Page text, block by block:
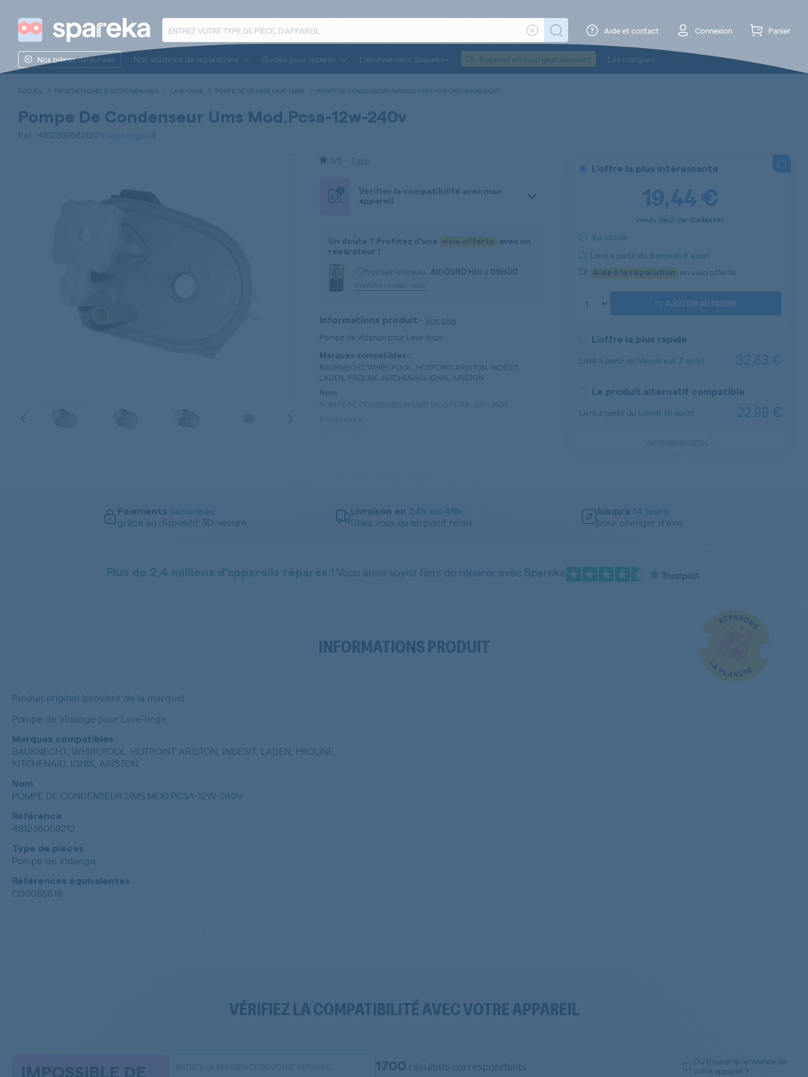
Aide et contact Connexion Panier
Nos pièces détachées Nos solutions de réparations Guides pour réparer L’abonnement Spareka+ Réparez en visio gratuitement Les marques
ACCUEIL PIÈCE DÉTACHÉE ÉLECTROMÉNAGER LAVE-LINGE POMPE DE VIDANGE LAVE-LINGE POMPE DE CONDENSEUR UMS MOD.PCSA-12W-240V BAUKNECHT
Pompe De Condenseur Ums Mod.pcsa-12w-240v
Ref. : 481236058212 (Produit original)
L'offre la plus intéressante
19,44 €
Vendu neuf par Cellastor
En stock
Livré à partir du Samedi 8 août
Aide à la réparation
en visio offerte
AJOUTER AU PANIER
L'offre la plus rapide
Livré à partir du Vendredi 7 août 32,83 €
Aide à la réparation
Le produit alternatif compatible
22,99 €
Livré à partir du Lundi 10 août
3/5 -
!
Vérifier la compatibilité avec mon
appareil
Un doute ? Profitez d’une visio offerte
avec un
réparateur !
Prochain créneau : AUJOURD'HUI à 09H00
Informations produit - Voir plus
Pompe de Vidange pour Lave-linge
Marques compatibles :
BAUKNECHT, WHIRLPOOL, HOTPOINT ARISTON, INDESIT,
LADEN, PROLINE, KITCHENAID, IGNIS, ARISTON
Paiements sécurisés
grâce au dispositif 3D-secure.
Livraison en 24h ou 48h
Chez vous ou en point relais
Jusqu’à 14 jours
pour changer d’avis
Plus de 2,4 millions d’appareils réparés ! Vous aussi soyez fiers de réparer avec Spareka
INFORMATIONS PRODUIT
Produit original (provient de la marque)
Pompe de Vidange pour Lave-linge
Marques compatibles :
BAUKNECHT, WHIRLPOOL, HOTPOINT ARISTON, INDESIT, LADEN, PROLINE,
KITCHENAID, IGNIS, ARISTON
Nom
POMPE DE CONDENSEUR UMS MOD.PCSA-12W-240V
Référence
481236058212
Type de pièces
Pompe de Vidange
Références équivalentes
C00085618
VÉRIFIEZ LA COMPATIBILITÉ AVEC VOTRE APPAREIL
IMPOSSIBLE DE
1700 résultats correspondants
Où trouver la référence de
votre appareil ?